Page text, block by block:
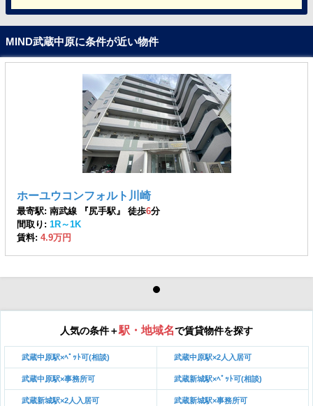
MIND武蔵中原に条件が近い物件
ホーユウコンフォルト川崎
最寄駅: 南武線 『尻手駅』 徒歩6分
間取り: 1R～1K
賃料: 4.9万円
人気の条件＋駅・地域名で賃貸物件を探す
武蔵中原駅×ﾍﾟｯﾄ可(相談) 武蔵中原駅×2人入居可
武蔵中原駅×事務所可 武蔵新城駅×ﾍﾟｯﾄ可(相談)
武蔵新城駅×2人入居可 武蔵新城駅×事務所可